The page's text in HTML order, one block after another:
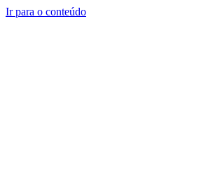
Ir para o conteúdo